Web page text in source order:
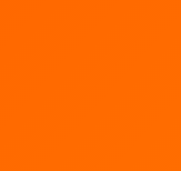
goen